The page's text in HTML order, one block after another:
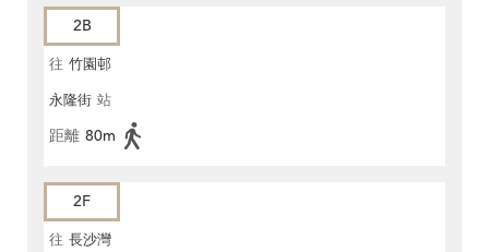
2B
往 竹園邨
永隆街 站
距離 80m
2F
往 長沙灣